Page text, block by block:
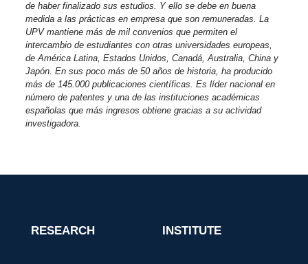
de haber finalizado sus estudios. Y ello se debe en buena
medida a las prácticas en empresa que son remuneradas. La
UPV mantiene más de mil convenios que permiten el
intercambio de estudiantes con otras universidades europeas,
de América Latina, Estados Unidos, Canadá, Australia, China y
Japón. En sus poco más de 50 años de historia, ha producido
más de 145.000 publicaciones científicas. Es líder nacional en
número de patentes y una de las instituciones académicas
españolas que más ingresos obtiene gracias a su actividad
investigadora.
RESEARCH INSTITUTE